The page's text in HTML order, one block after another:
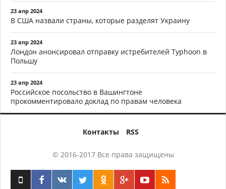
23 апр 2024
В США назвали страны, которые разделят Украину
23 апр 2024
Лондон анонсировал отправку истребителей Typhoon в
Польшу
23 апр 2024
Российское посольство в Вашингтоне
прокомментировало доклад по правам человека
Контакты RSS
© 2016-2017 Все права защищены